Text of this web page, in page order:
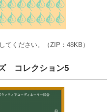
てください。（ZIP：48KB）
コレクション5